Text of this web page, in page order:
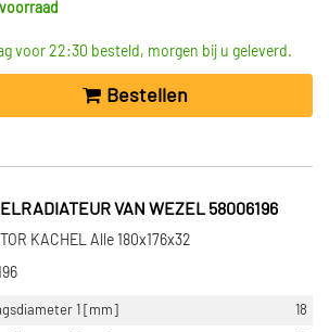
voor 22:30 besteld, morgen bij u geleverd.
Bestellen
VAN WEZEL 58006196
KACHEL Alle 180x176x32
1 [mm]
18